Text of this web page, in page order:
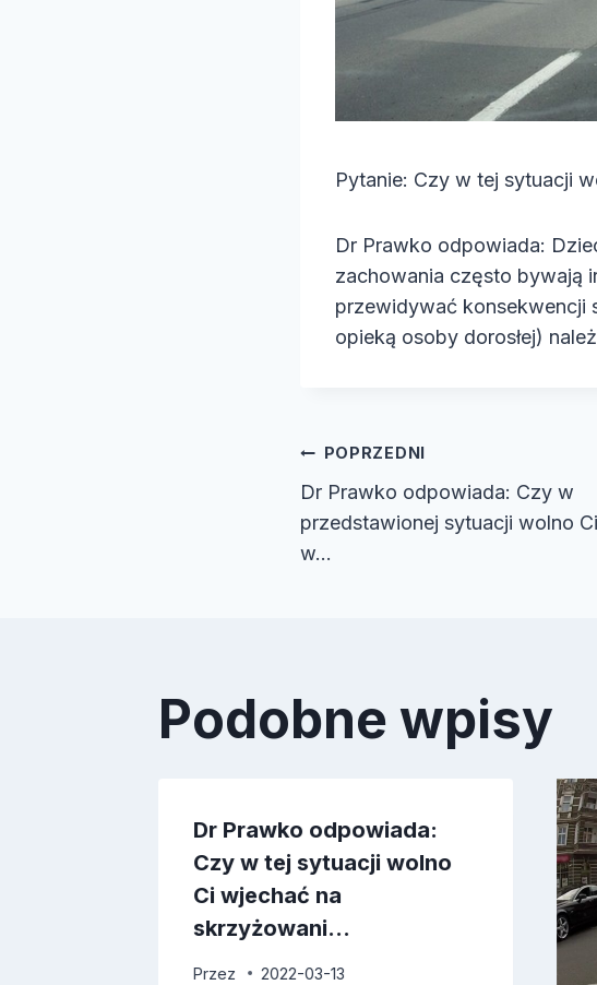
Pytanie: Czy w tej sytuacji
Dr Prawko odpowiada:
zachowania często bywają
przewidywać konsekwencji
opieką osoby dorosłej)
Nawigacja
wpisu
POPRZEDNI
Dr Prawko odpowiada: Czy w
przedstawionej sytuacji wolno
w…
Podobne wpisy
Dr Prawko odpowiada:
Czy w tej sytuacji wolno
Ci wjechać na
skrzyżowani…
Przez 2022-03-13